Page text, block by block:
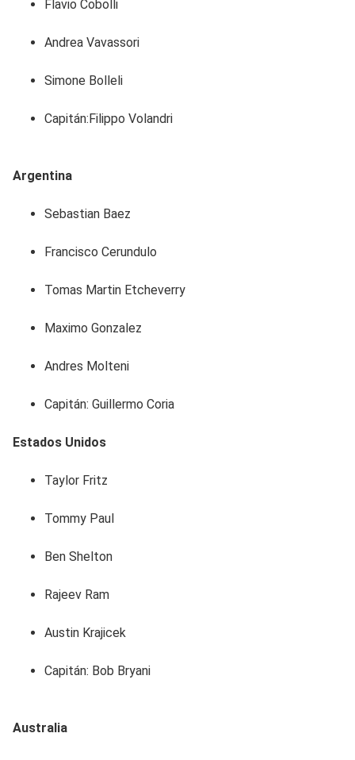
Flavio Cobolli
Andrea Vavassori
Simone Bolleli
Capitán:Filippo Volandri
Argentina
Sebastian Baez
Francisco Cerundulo
Tomas Martin Etcheverry
Maximo Gonzalez
Andres Molteni
Capitán: Guillermo Coria
Estados Unidos
Taylor Fritz
Tommy Paul
Ben Shelton
Rajeev Ram
Austin Krajicek
Capitán: Bob Bryani
Australia